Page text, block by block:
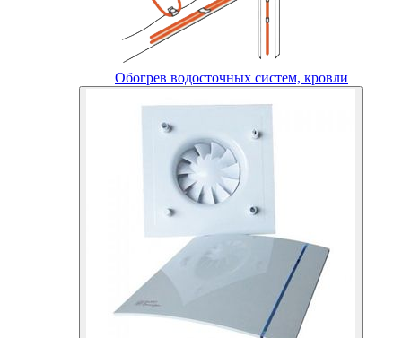
Обогрев водосточных систем, кровли